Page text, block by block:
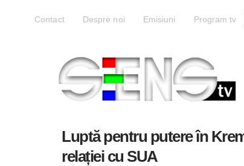
Contact Despre noi Emisiuni Program tv
Luptă pentru putere în
relației cu SUA